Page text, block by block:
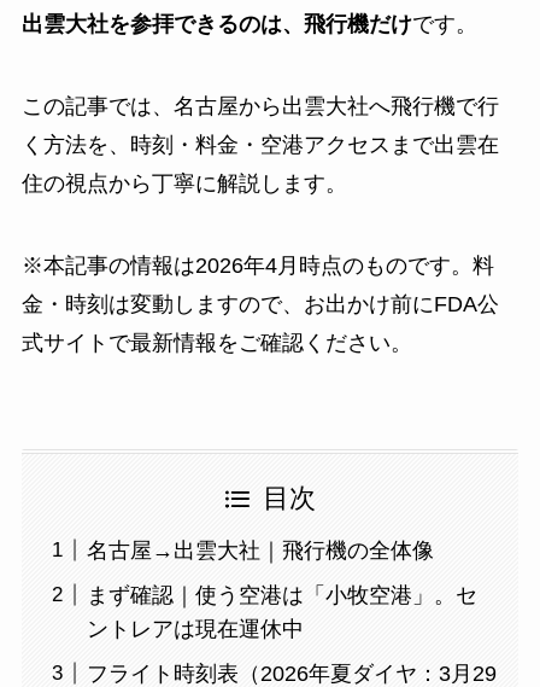
出雲大社を参拝できるのは、飛行機だけです。
この記事では、名古屋から出雲大社へ飛行機で行
く方法を、時刻・料金・空港アクセスまで出雲在
住の視点から丁寧に解説します。
※本記事の情報は2026年4月時点のものです。料
金・時刻は変動しますので、お出かけ前にFDA公
式サイトで最新情報をご確認ください。
目次
名古屋→出雲大社｜飛行機の全体像
まず確認｜使う空港は「小牧空港」。セ
ントレアは現在運休中
フライト時刻表（2026年夏ダイヤ：3月29